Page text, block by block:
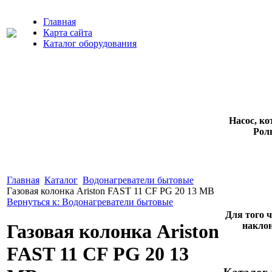
Главная
Карта сайта
Каталог оборудования
Главная Каталог Водонагреватели бытовые
Газовая колонка Ariston FAST 11 CF PG 20 13 MB
Вернуться к: Водонагреватели бытовые
Газовая колонка Ariston
FAST 11 CF PG 20 13
Насос,
Для того